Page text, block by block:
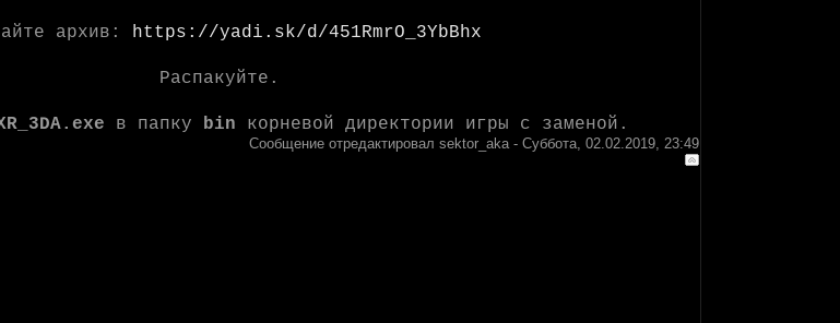
архив: https://yadi.sk/d/451RmrO_3YbBhx
Распакуйте.
в папку bin корневой директории игры с заменой.
Сообщение отредактировал sektor_aka- Суббота, 02.02.2019, 23:49